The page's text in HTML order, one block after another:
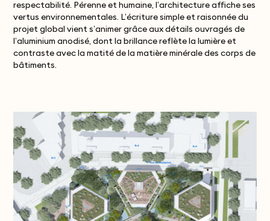
respectabilité. Pérenne et humaine, l’architecture affiche ses
vertus environnementales. L’écriture simple et raisonnée du
projet global vient s’animer grâce aux détails ouvragés de
l’aluminium anodisé, dont la brillance reflète la lumière et
contraste avec la matité de la matière minérale des corps de
bâtiments.